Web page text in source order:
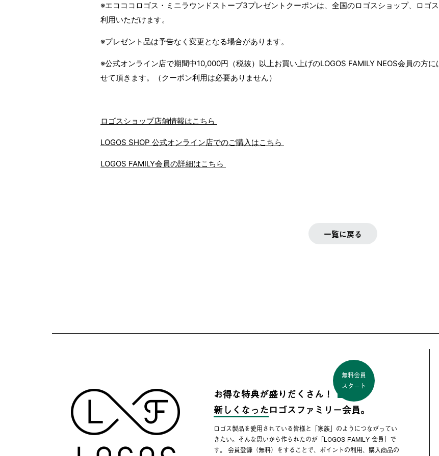
※エコココロゴス・ミニラウンドストーブ3プレゼントクーポンは、全国のロゴスショップ、ロゴ
利用いただけます。
※プレゼント品は予告なく変更となる場合があります。
※公式オンライン店で期間中10,000円（税抜）以上お買い上げのLOGOS FAMILY NEOS会員の方
せて頂きます。（クーポン利用は必要ありません）
ロゴスショップ店舗情報はこちら
LOGOS SHOP 公式オンライン店でのご購入はこちら
LOGOS FAMILY会員の詳細はこちら
一覧に戻る
お得な特典が盛りだくさん！
無料会員
スタート
新しくなったロゴスファミリー会員。
ロゴス製品を愛用されている皆様と「家族」のようにつながってい
きたい。そんな思いから作られたのが「LOGOS FAMILY 会員」で
す。 会員登録（無料）をすることで、ポイントの利用、購入商品の